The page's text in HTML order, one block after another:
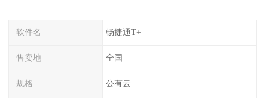
软件名 畅捷通T+
售卖地 全国
规格 公有云